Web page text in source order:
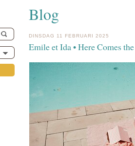
Blog
DINSDAG 11 FEBRUARI 2025
Emile et Ida • Here Comes